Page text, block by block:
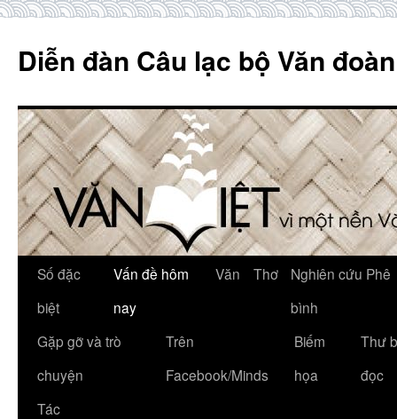
content
Diễn đàn Câu lạc bộ Văn
Số đặc
biệt
Vấn đề hôm
nay
Văn Thơ
Nghiên cứu Phê
bình
Gặp gỡ và trò
chuyện
Trên
Facebook/Minds
Biếm
họa
Thư
đọc
Tác